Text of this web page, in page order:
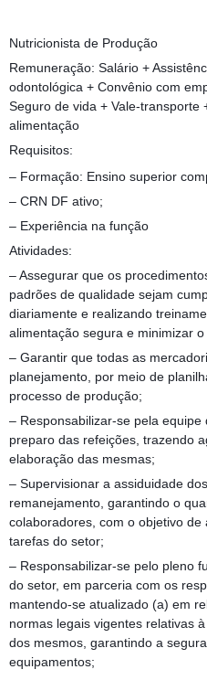
Nutricionista de Produção
Remuneração: Salário +
odontológica + Convênio com
Seguro de vida + Vale-transporte
alimentação
Requisitos:
– Formação: Ensino superior
– CRN DF ativo;
– Experiência na função
Atividades:
– Assegurar que os
padrões de qualidade sejam
diariamente e realizando
alimentação segura e minimizar
– Garantir que todas as
planejamento, por meio de
processo de produção;
– Responsabilizar-se pela
preparo das refeições, trazendo
elaboração das mesmas;
– Supervisionar a assiduidade
remanejamento, garantindo o
colaboradores, com o objetivo
tarefas do setor;
– Responsabilizar-se pelo pleno
do setor, em parceria com os
mantendo-se atualizado (a) em
normas legais vigentes relativas
dos mesmos, garantindo a
equipamentos;